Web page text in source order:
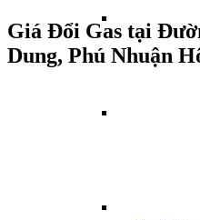
Giá Đổi Gas tại
Dung, Phú Nhuận